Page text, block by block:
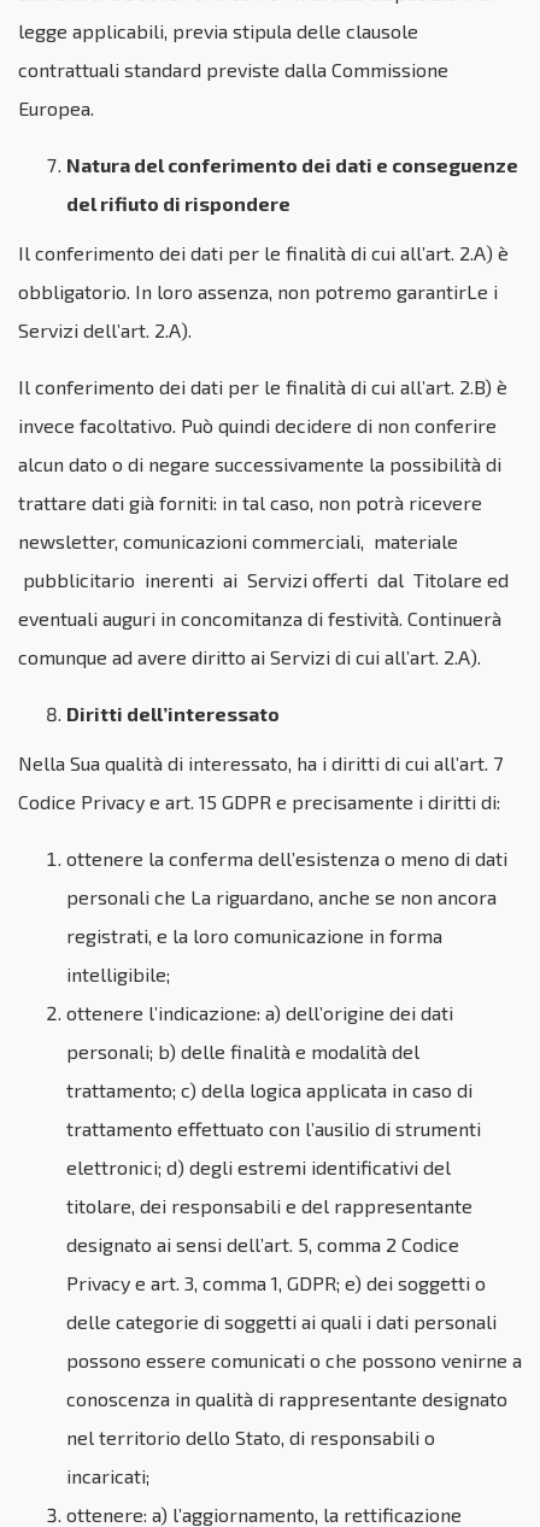
legge applicabili, previa stipula delle clausole
contrattuali standard previste dalla Commissione
Europea.
Natura del conferimento dei dati e conseguenze
del rifiuto di rispondere
Il conferimento dei dati per le finalità di cui all’art. 2.A) è
obbligatorio. In loro assenza, non potremo garantirLe i
Servizi dell’art. 2.A).
Il conferimento dei dati per le finalità di cui all’art. 2.B) è
invece facoltativo. Può quindi decidere di non conferire
alcun dato o di negare successivamente la possibilità di
trattare dati già forniti: in tal caso, non potrà ricevere
newsletter, comunicazioni commerciali, materiale
pubblicitario inerenti ai Servizi offerti dal Titolare ed
eventuali auguri in concomitanza di festività. Continuerà
comunque ad avere diritto ai Servizi di cui all’art. 2.A).
Diritti dell’interessato
Nella Sua qualità di interessato, ha i diritti di cui all’art. 7
Codice Privacy e art. 15 GDPR e precisamente i diritti di:
ottenere la conferma dell’esistenza o meno di dati
personali che La riguardano, anche se non ancora
registrati, e la loro comunicazione in forma
intelligibile;
ottenere l’indicazione: a) dell’origine dei dati
personali; b) delle finalità e modalità del
trattamento; c) della logica applicata in caso di
trattamento effettuato con l’ausilio di strumenti
elettronici; d) degli estremi identificativi del
titolare, dei responsabili e del rappresentante
designato ai sensi dell’art. 5, comma 2 Codice
Privacy e art. 3, comma 1, GDPR; e) dei soggetti o
delle categorie di soggetti ai quali i dati personali
possono essere comunicati o che possono venirne a
conoscenza in qualità di rappresentante designato
nel territorio dello Stato, di responsabili o
incaricati;
ottenere: a) l’aggiornamento, la rettificazione